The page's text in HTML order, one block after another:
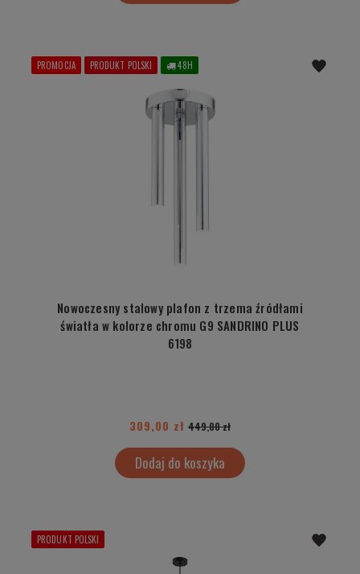
Nowoczesny stalowy plafon z trzema źródłami
światła w kolorze chromu G9 SANDRINO PLUS
6198
309,00 zł 449,00 zł
Dodaj do koszyka
PROMOCJA PRODUKT POLSKI 48H
PRODUKT POLSKI